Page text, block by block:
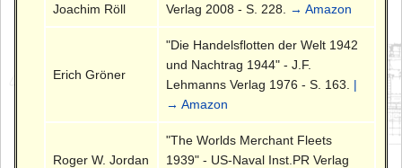
Joachim Röll
Verlag 2008 - S. 228.
→ Amazon
Erich Gröner
"Die Handelsflotten der Welt 1942
und Nachtrag 1944" - J.F.
Lehmanns Verlag 1976 - S. 163. |
→ Amazon
Roger W. Jordan
"The Worlds Merchant Fleets
1939" - US-Naval Inst.PR Verlag